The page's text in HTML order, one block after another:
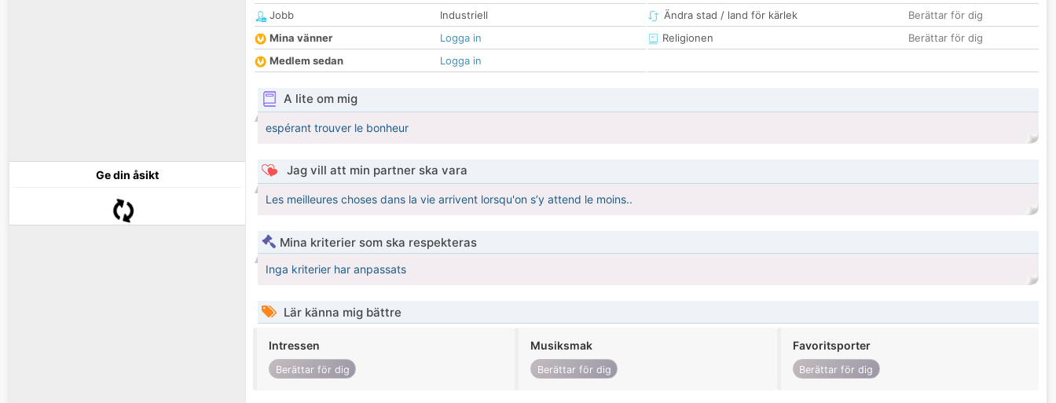
Ge din åsikt
Jobb
Industriell
Mina vänner
Logga in
Medlem sedan
Logga in
Ändra stad / land för kärlek
Berättar för dig
Religionen
Berättar för dig
A lite om mig
espérant trouver le bonheur
Jag vill att min partner ska vara
Les meilleures choses dans la vie arrivent lorsqu'on s’y attend le moins..
Mina kriterier som ska respekteras
Inga kriterier har anpassats
Lär känna mig bättre
Intressen
Berättar för dig
Musiksmak
Berättar för dig
Favoritsporter
Berättar för dig